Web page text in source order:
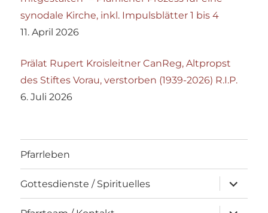
synodale Kirche, inkl. Impulsblätter 1 bis 4
11. April 2026
Prälat Rupert Kroisleitner CanReg, Altpropst
des Stiftes Vorau, verstorben (1939-2026) R.I.P.
6. Juli 2026
Pfarrleben
Gottesdienste / Spirituelles
öffnen